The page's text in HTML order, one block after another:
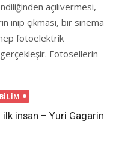
açılıvermesi,
inip çıkması, bir sinema
hep fotoelektrik
gerçekleşir. Fotosellerin
BILIM
ilk insan – Yuri Gagarin